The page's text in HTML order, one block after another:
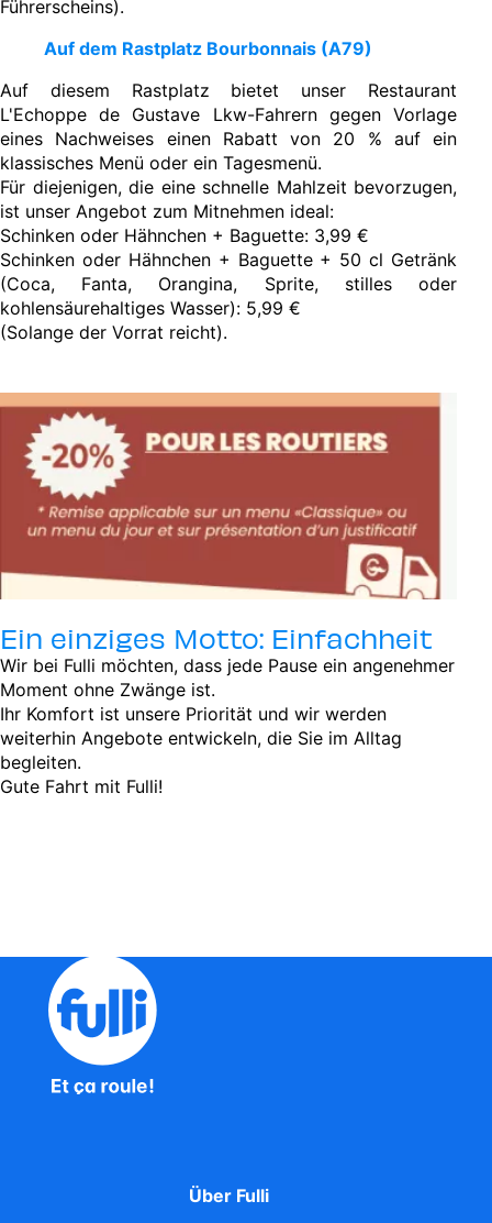
Führerscheins).
Auf dem Rastplatz Bourbonnais (A79)
Auf diesem Rastplatz bietet unser Restaurant
L'Echoppe de Gustave Lkw-Fahrern gegen Vorlage
eines Nachweises einen Rabatt von 20 % auf ein
klassisches Menü oder ein Tagesmenü.
Für diejenigen, die eine schnelle Mahlzeit bevorzugen,
ist unser Angebot zum Mitnehmen ideal:
Schinken oder Hähnchen + Baguette: 3,99 €
Schinken oder Hähnchen + Baguette + 50 cl Getränk
(Coca, Fanta, Orangina, Sprite, stilles oder
kohlensäurehaltiges Wasser): 5,99 €
(Solange der Vorrat reicht).
Ein einziges Motto: Einfachheit
Wir bei Fulli möchten, dass jede Pause ein angenehmer
Moment ohne Zwänge ist.
Ihr Komfort ist unsere Priorität und wir werden
weiterhin Angebote entwickeln, die Sie im Alltag
begleiten.
Gute Fahrt mit Fulli!
Über Fulli